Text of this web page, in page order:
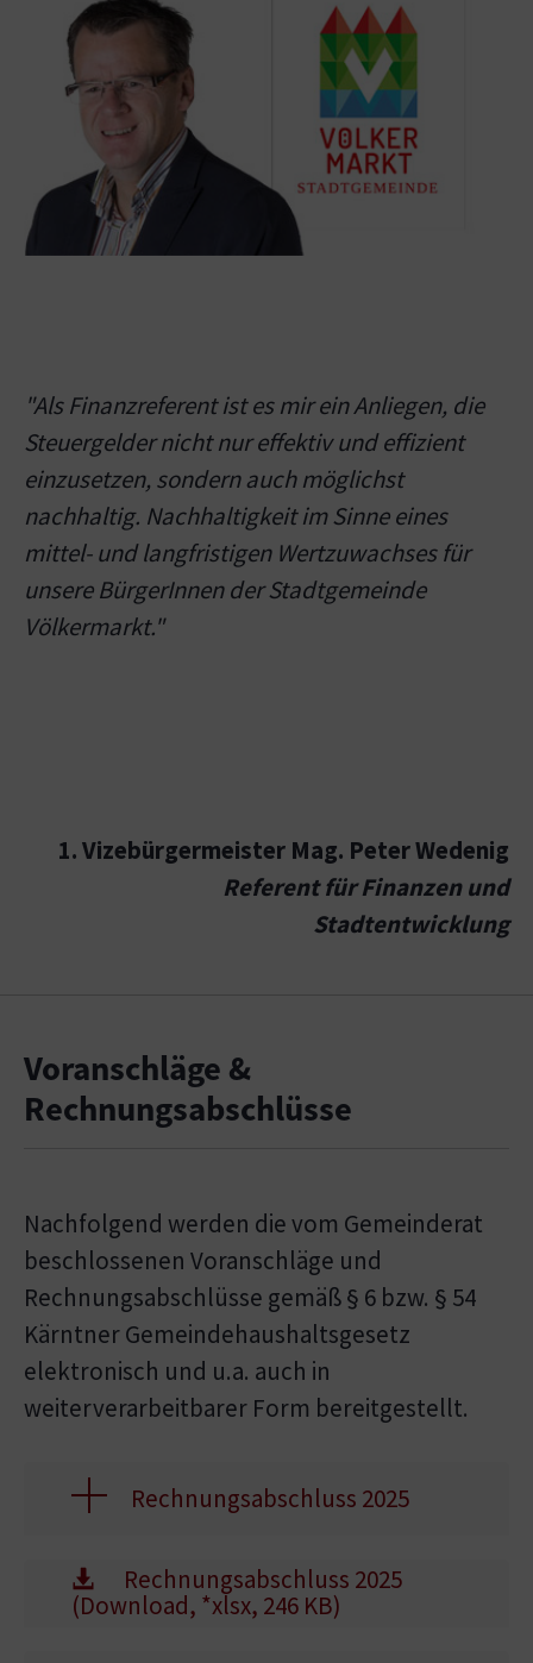
"Als Finanzreferent ist es mir ein Anliegen, die
Steuergelder nicht nur effektiv und effizient
einzusetzen, sondern auch möglichst
nachhaltig. Nachhaltigkeit im Sinne eines
mittel- und langfristigen Wertzuwachses für
unsere BürgerInnen der Stadtgemeinde
Völkermarkt."
1. Vizebürgermeister Mag. Peter Wedenig
Referent für Finanzen und
Stadtentwicklung
Voranschläge &
Rechnungsabschlüsse­
Nachfolgend werden die vom Gemeinderat
beschlossenen Voranschläge und
Rechnungsabschlüsse gemäß § 6 bzw. § 54
Kärntner Gemeindehaushaltsgesetz
elektronisch und u.a. auch in
weiterverarbeitbarer Form bereitgestellt.
Rechnungsabschluss 2025
Rechnungsabschluss 2025
(Download, *xlsx, 246 KB)